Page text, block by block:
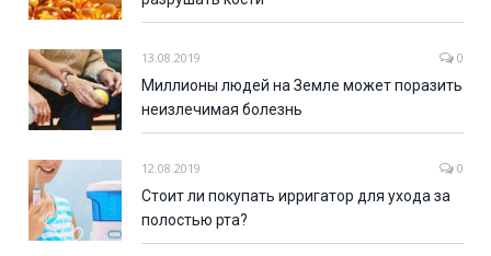
13.08.2019 0
Миллионы людей на Земле может поразить
неизлечимая болезнь
12.08.2019 0
Стоит ли покупать ирригатор для ухода за
полостью рта?